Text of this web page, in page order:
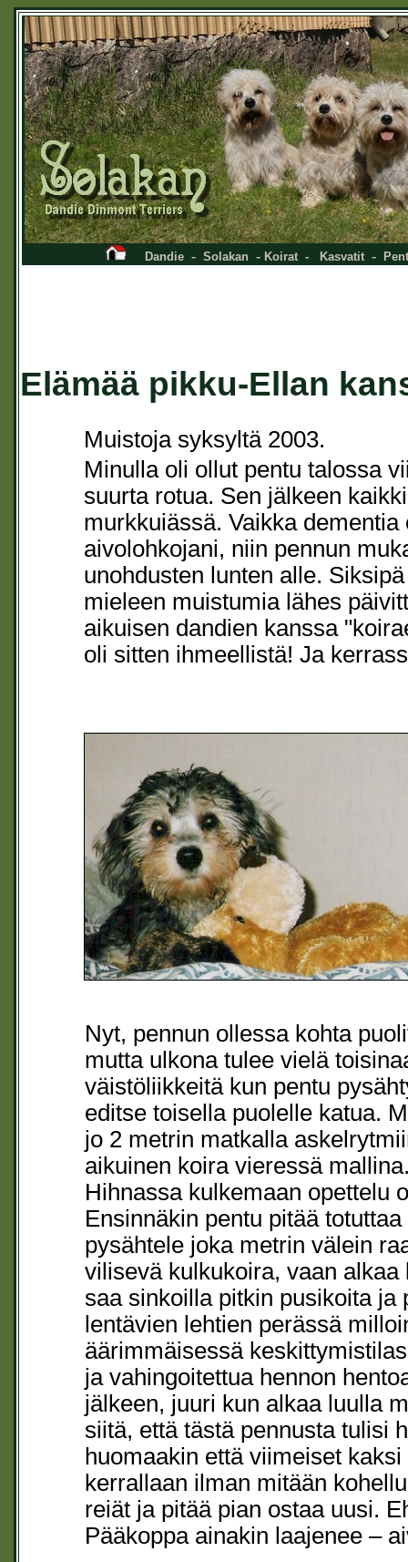
Dandie- Solakan- Koirat- Kasvatit -
Elämää pikku-Ellan
Muistoja syksyltä 2003.
Minulla oli ollut pentu talossa
suurta rotua. Sen jälkeen
murkkuiässä. Vaikka
aivolohkojani, niin pennun
unohdusten lunten alle.
mieleen muistumia lähes
aikuisen dandien kanssa
oli sitten ihmeellistä! Ja
Nyt, pennun ollessa kohta
mutta ulkona tulee vielä
väistöliikkeitä kun pentu
editse toisella puolelle katua.
jo 2 metrin matkalla
aikuinen koira vieressä
Hihnassa kulkemaan opettelu
Ensinnäkin pentu pitää
pysähtele joka metrin välein
vilisevä kulkukoira, vaan
saa sinkoilla pitkin pusikoita ja
lentävien lehtien perässä
äärimmäisessä
ja vahingoitettua hennon
jälkeen, juuri kun alkaa luulla
siitä, että tästä pennusta tulisi
huomaakin että viimeiset
kerrallaan ilman mitään
reiät ja pitää pian ostaa uusi.
Pääkoppa ainakin laajenee –